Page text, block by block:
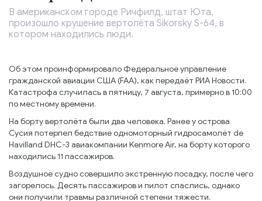
В американском городе Ричфилд, штат Юта,
произошло крушение вертолёта Sikorsky S-64, в
котором находились люди.
Об этом проинформировало Федеральное управление
гражданской авиации США (FAA), как передаёт РИА Новости.
Катастрофа случилась в пятницу, 7 августа, примерно в 10:00
по местному времени.
На борту вертолёта были два человека. Ранее у острова
Сусия потерпел бедствие одномоторный гидросамолёт de
Havilland DHC-3 авиакомпании Kenmore Air, на борту которого
находились 11 пассажиров.
Воздушное судно совершило экстренную посадку, после чего
загорелось. Десять пассажиров и пилот спаслись, однако
они получили травмы различной степени тяжести.